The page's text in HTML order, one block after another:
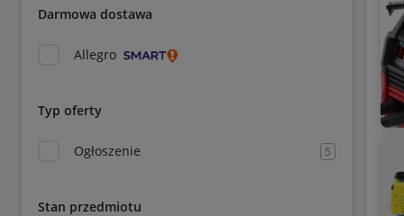
Darmowa dostawa
Allegro
Typ oferty
Ogłoszenie 5
Stan przedmiotu